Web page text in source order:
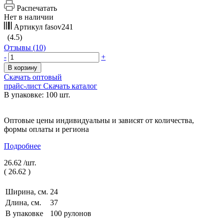
Распечатать
Нет в наличии
Артикул fasov241
(4.5)
Отзывы (10)
-
+
В корзину
Скачать оптовый
прайс-лист Скачать каталог
В упаковке: 100 шт.
Оптовые цены индивидуальны и зависят от количества,
формы оплаты и региона
Подробнее
26.62 /шт.
( 26.62 )
Ширина, см. 24
Длина, см.
37
В упаковке
100 рулонов